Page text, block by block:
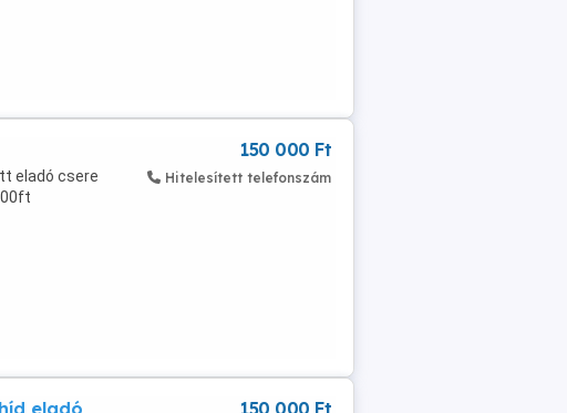
eladó csere
150 000 Ft
Hitelesített telefonszám
eladó 150 000 Ft